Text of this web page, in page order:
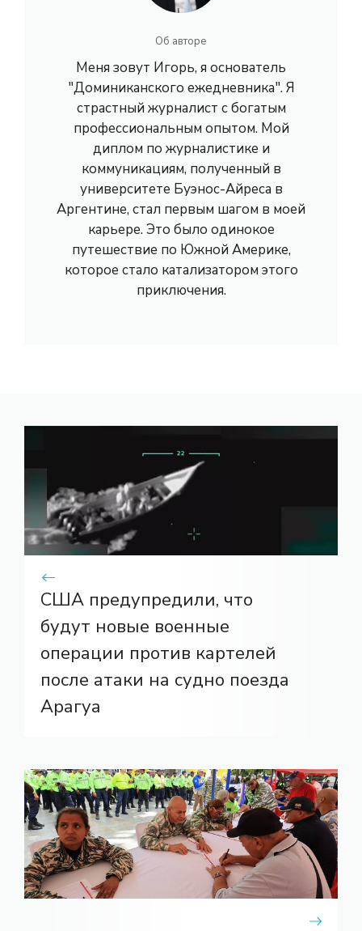
Об авторе
Меня зовут Игорь, я основатель
"Доминиканского ежедневника". Я
страстный журналист с богатым
профессиональным опытом. Мой
диплом по журналистике и
коммуникациям, полученный в
университете Буэнос-Айреса в
Аргентине, стал первым шагом в моей
карьере. Это было одинокое
путешествие по Южной Америке,
которое стало катализатором этого
приключения.
США предупредили, что
будут новые военные
операции против картелей
после атаки на судно поезда
Арагуа